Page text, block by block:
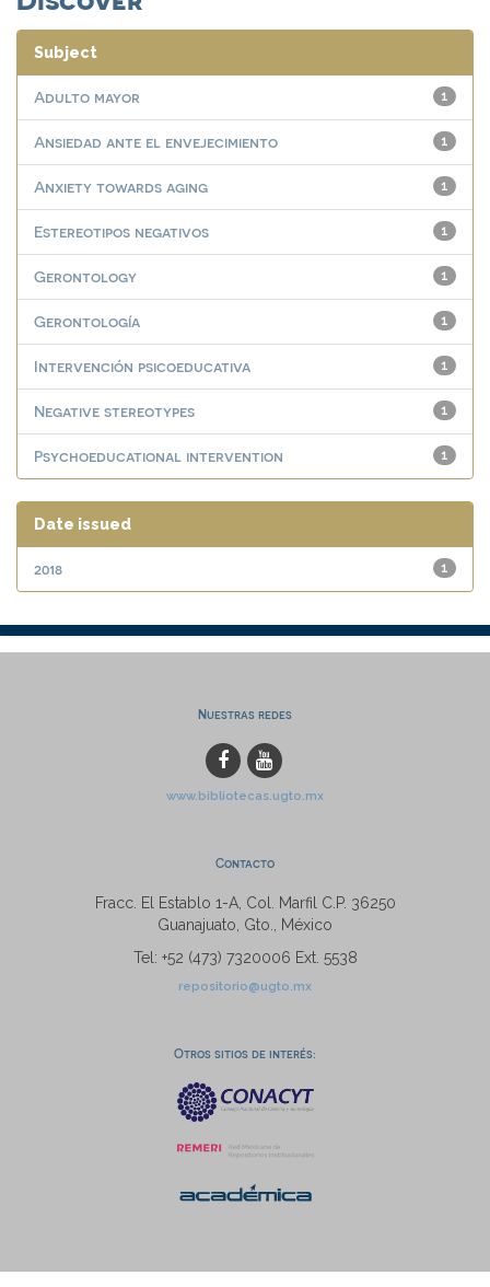
Subject
1
Adulto mayor
1
Ansiedad ante el envejecimiento
1
Anxiety towards aging
1
Estereotipos negativos
1
Gerontology
1
Gerontología
1
Intervención psicoeducativa
1
Negative stereotypes
1
Psychoeducational intervention
Date issued
1
2018
Nuestras redes
www.bibliotecas.ugto.mx
Contacto
Fracc. El Establo 1-A, Col. Marfil C.P. 36250
Guanajuato, Gto., México
Tel: +52 (473) 7320006 Ext. 5538
repositorio@ugto.mx
Otros sitios de interés: